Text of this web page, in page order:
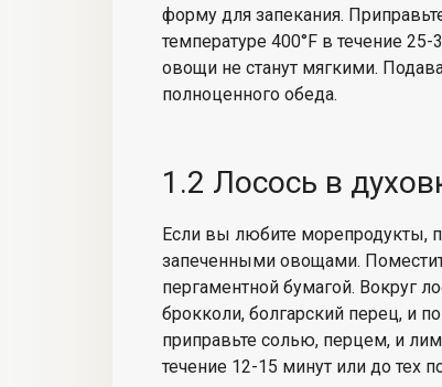
форму для запекания.
температуре 400°F в течение
овощи не станут мягкими.
полноценного обеда.
1.2 Лосось в
Если вы любите морепродукты,
запеченными овощами.
пергаментной бумагой. Вокруг
брокколи, болгарский перец, и
приправьте солью, перцем, и
течение 12-15 минут или до тех